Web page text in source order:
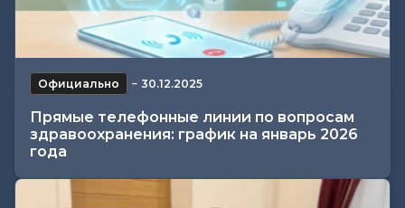
Официально − 30.12.2025
Прямые телефонные линии по вопросам
здравоохранения: график на январь 2026
года